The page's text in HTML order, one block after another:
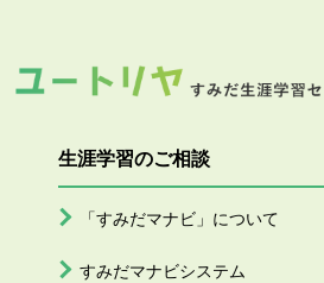
生涯学習のご相談
「すみだマナビ」について
すみだマナビシステム